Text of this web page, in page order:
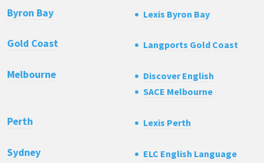
Byron Bay Lexis Byron Bay
Gold Coast Langports Gold Coast
Melbourne
Discover English
SACE Melbourne
Perth Lexis Perth
Sydney
ELC English Language